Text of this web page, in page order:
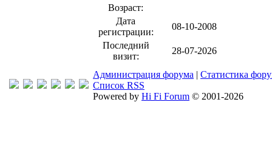
Возраст:
Дата
регистрации:
08-10-2008
Последний
визит:
28-07-2026
Администрация форума | Статистика
Список RSS
Powered by Hi Fi Forum © 2001-2026